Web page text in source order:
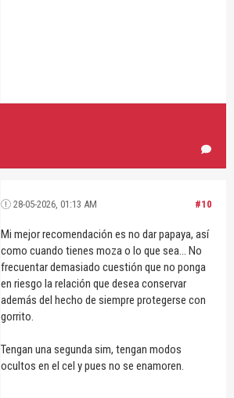
#10
28-05-2026, 01:13 AM
Mi mejor recomendación es no dar papaya, así
como cuando tienes moza o lo que sea... No
frecuentar demasiado cuestión que no ponga
en riesgo la relación que desea conservar
además del hecho de siempre protegerse con
gorrito.
Tengan una segunda sim, tengan modos
ocultos en el cel y pues no se enamoren.